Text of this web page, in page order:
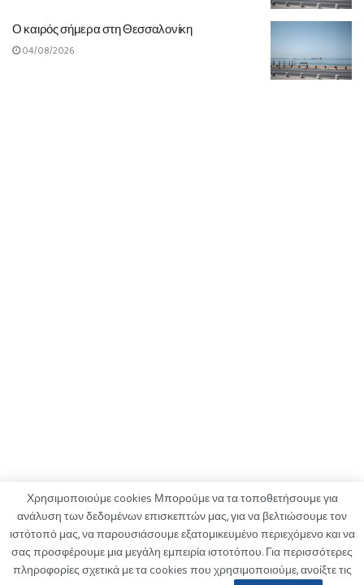
Ο καιρός σήμερα στη Θεσσαλονίκη
04/08/2026
ΟΡΟΙ ΧΡΗΣΗΣ ΠΟΛΙΤΙΚΗ ΑΠΟΡΡΗΤΟΥ
ΔΙΑΦΗΜΙΣΗ
ΚΑΤΑΓΓΕΛΙΕΣ
ΕΠΙΚΟΙΝΩΝΙΑ
Χρησιμοποιούμε cookies Μπορούμε να τα τοποθετήσουμε για
ανάλυση των δεδομένων επισκεπτών μας, για να βελτιώσουμε τον
ιστότοπό μας, να παρουσιάσουμε εξατομικευμένο περιεχόμενο και να
σας προσφέρουμε μια μεγάλη εμπειρία ιστοτόπου. Για περισσότερες
πληροφορίες σχετικά με τα cookies που χρησιμοποιούμε, ανοίξτε τις